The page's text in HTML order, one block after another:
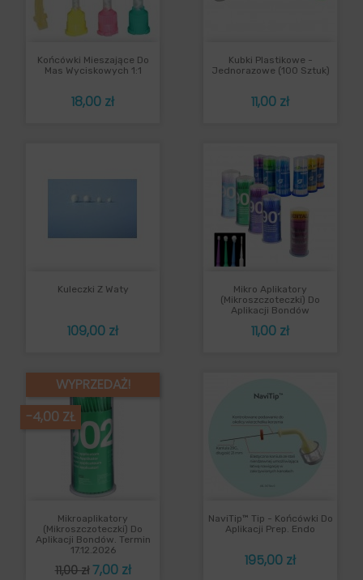
Końcówki Mieszające Do
Mas Wyciskowych 1:1
Cena
18,00 zł
Kubki Plastikowe -
Jednorazowe (100 Sztuk)
Cena
11,00 zł
Kuleczki Z Waty
Cena
109,00 zł
Mikro Aplikatory
(mikroszczoteczki) Do
Aplikacji Bondów
Cena
11,00 zł
Mikroaplikatory
(mikroszczoteczki) Do
Aplikacji Bondów. Termin
17.12.2026
Cena
11,00 zł
-4,00 ZŁ
Cena
7,00 zł
WYPRZEDAŻ!
NaviTip™ Tip - Końcówki Do
Aplikacji Prep. Endo
Cena
195,00 zł